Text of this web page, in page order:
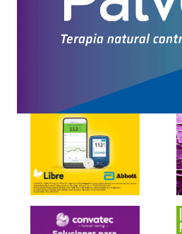
Otros productos con
Otros productos de
Lafedar